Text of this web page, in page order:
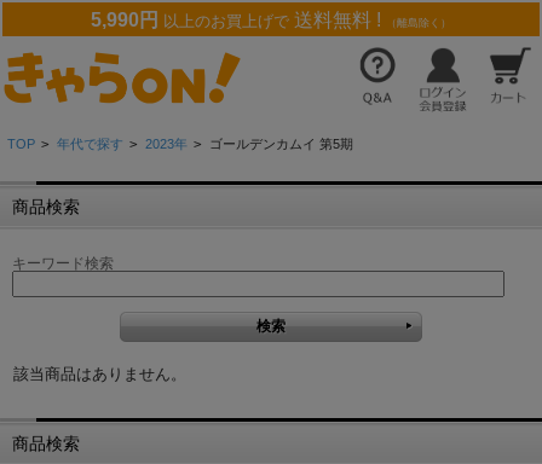
5,990円 以上のお買上げで 送料無料 ! （離島除く）
TOP > 年代で探す > 2023年 > ゴールデンカムイ 第5期
商品検索
キーワード検索
該当商品はありません。
商品検索